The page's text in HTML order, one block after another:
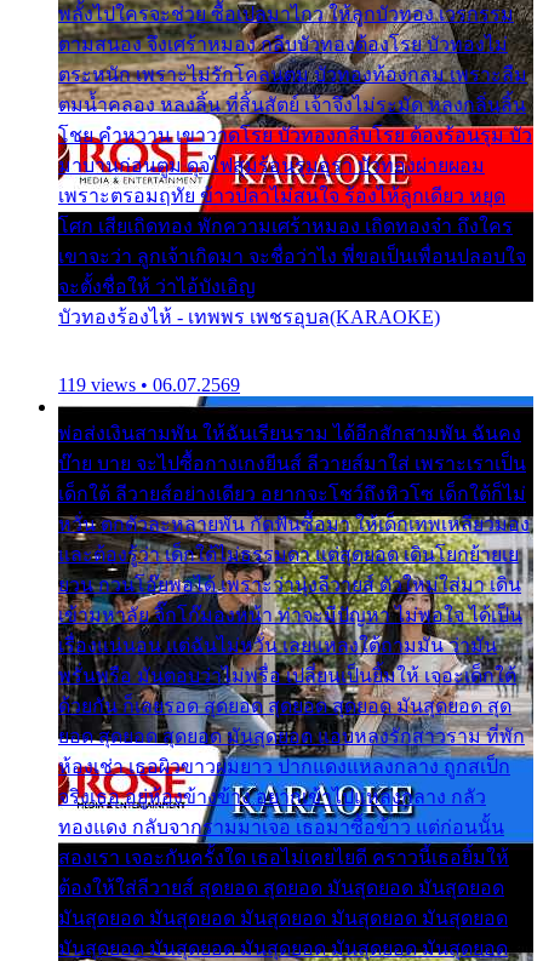
พลั้งไปใครจะช่วย ซื้อเปลมาไกว ให้ลูกบัวทอง เวรกรรม
ตามสนอง จึงเศร้าหมอง กลีบบัวทองต้องโรย บัวทองไม่
ตระหนัก เพราะไม่รักโคลนตม บัวทองท้องกลม เพราะลืม
ตมน้ำคลอง หลงลิ้น ที่สิ้นสัตย์ เจ้าจึงไม่ระมัด หลงกลิ่นลิ้น
โชย คำหวาน เขาวาดโรย บัวทองกลีบโรย ต้องร้อนรุม บัว
มาบานก่อนตูม ดุจไฟสุมร้อนรุมอุรา บัวทองผ่ายผอม
เพราะตรอมฤทัย ข้าวปลาไม่สนใจ ร้องไห้ลูกเดียว หยุด
โศก เสียเถิดทอง พักความเศร้าหมอง เถิดทองจ๋า ถึงใคร
เขาจะว่า ลูกเจ้าเกิดมา จะชื่อว่าไง พี่ขอเป็นเพื่อนปลอบใจ
จะตั้งชื่อให้ ว่าไอ้บังเอิญ
บัวทองร้องไห้ - เทพพร เพชรอุบล(KARAOKE)
119 views • 06.07.2569
พ่อส่งเงินสามพัน ให้ฉันเรียนราม ได้อีกสักสามพัน ฉันคง
บ๊าย บาย จะไปซื้อกางเกงยีนส์ ลีวายส์มาใส่ เพราะเราเป็น
เด็กใต้ ลีวายส์อย่างเดียว อยากจะโชว์ถึงหิวโซ เด็กใต้ก็ไม่
หวั่น ตกตัวละหลายพัน กัดฟันซื้อมา ให้เด็กเทพเหลียวมอง
และต้องรู้ว่า เด็กใต้ไม่ธรรมดา แต่สุดยอด เดินโยกย้ายเย
ยวน กวนโอ๊ยพอได้ เพราะว่านุ่งลีวายส์ ตัวใหม่ใส่มา เดิน
เข้ามหาลัย จิ๊กโก๊มองหน้า ท่าจะมีปัญหา ไม่พอใจ ได้เป็น
เรื่องแน่นอน แต่ฉันไม่หวั่น เลยแหลงใต้ถามมัน ว่ามัน
พรั่นพรือ มันตอบว่าไม่พรื่อ เปลี่ยนเป็นยิ้มให้ เจอะเด็กใต้
ด้วยกัน ก็เลยรอด สุดยอด สุดยอด สุดยอด มันสุดยอด สุด
ยอด สุดยอด สุดยอด มันสุดยอด แอบหลงรักสาวราม ที่พัก
ห้องเช่า เธอผิวขาวผมยาว ปากแดงแหลงกลาง ถูกสเป็ก
จริงเธอ อยู่ห้องข้างข้าง อยากเข้าไปแหลงกลาง กลัว
ทองแดง กลับจากรามมาเจอ เธอมาซื้อข้าว แต่ก่อนนั้น
สองเรา เจอะกันครั้งใด เธอไม่เคยไยดี คราวนี้เธอยิ้มให้
ต้องให้ใส่ลีวายส์ สุดยอด สุดยอด มันสุดยอด มันสุดยอด
มันสุดยอด มันสุดยอด มันสุดยอด มันสุดยอด มันสุดยอด
มันสุดยอด มันสุดยอด มันสุดยอด มันสุดยอด มันสุดยอด